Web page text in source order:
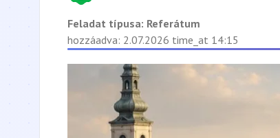
Feladat típusa: Referátum
hozzáadva: 2.07.2026 time_at 14:15